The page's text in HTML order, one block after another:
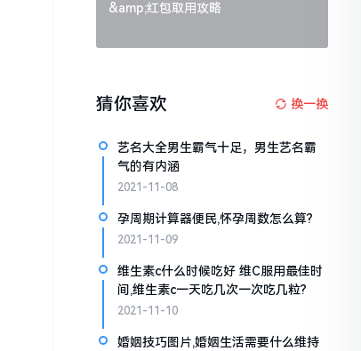
&amp;红包取用攻略
猜你喜欢 换一换
艺名大全男生霸气十足，男生艺名霸
气的有内涵
2021-11-08
孕周期计算器便民,怀孕周数怎么算?
2021-11-09
维生素c什么时候吃好 维C服用最佳时
间,维生素c一天吃几次一次吃几粒?
2021-11-10
婚姻技巧图片,婚姻生活需要什么维持